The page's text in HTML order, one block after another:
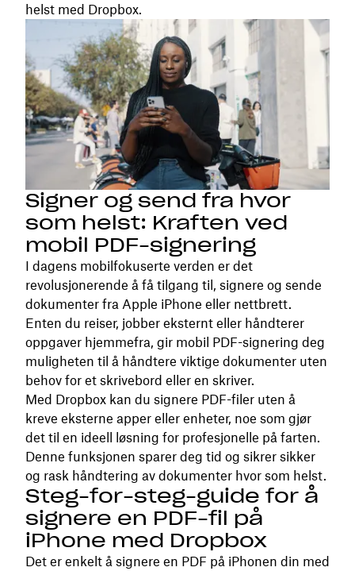
helst med Dropbox.
Signer og send fra hvor
som helst: Kraften ved
mobil PDF-signering
I dagens mobilfokuserte verden er det
revolusjonerende å få tilgang til, signere og sende
dokumenter fra Apple iPhone eller nettbrett.
Enten du reiser, jobber eksternt eller håndterer
oppgaver hjemmefra, gir mobil PDF-signering deg
muligheten til å håndtere viktige dokumenter uten
behov for et skrivebord eller en skriver.
Med Dropbox kan du signere PDF-filer uten å
kreve eksterne apper eller enheter, noe som gjør
det til en ideell løsning for profesjonelle på farten.
Denne funksjonen sparer deg tid og sikrer sikker
og rask håndtering av dokumenter hvor som helst.
Steg-for-steg-guide for å
signere en PDF-fil på
iPhone med Dropbox
Det er enkelt å signere en PDF på iPhonen din med